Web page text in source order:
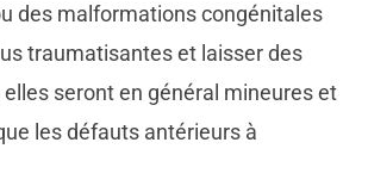
des malformations congénitales
traumatisantes et laisser des
seront en général mineures et
les défauts antérieurs à